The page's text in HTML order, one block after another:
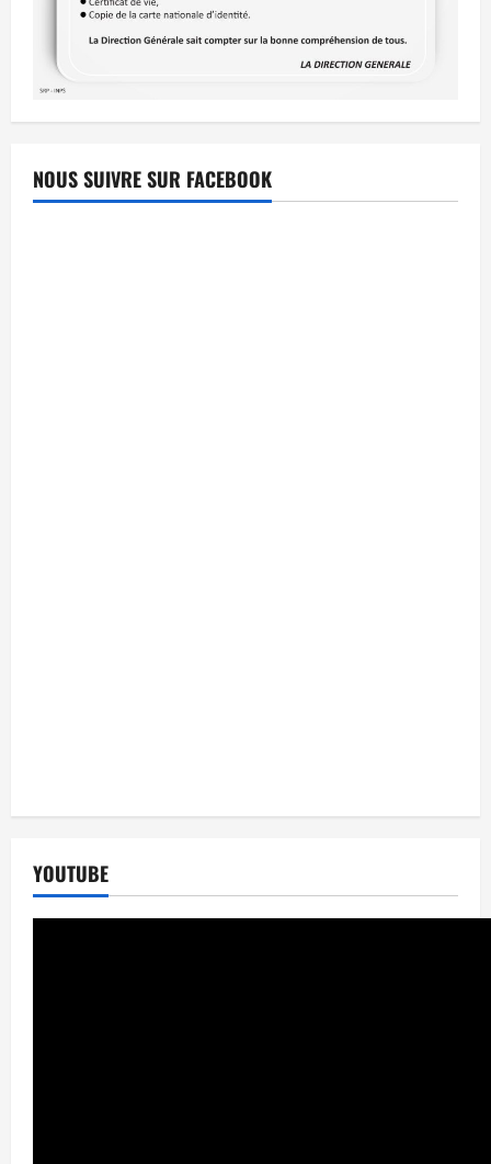
NOUS SUIVRE SUR FACEBOOK
YOUTUBE